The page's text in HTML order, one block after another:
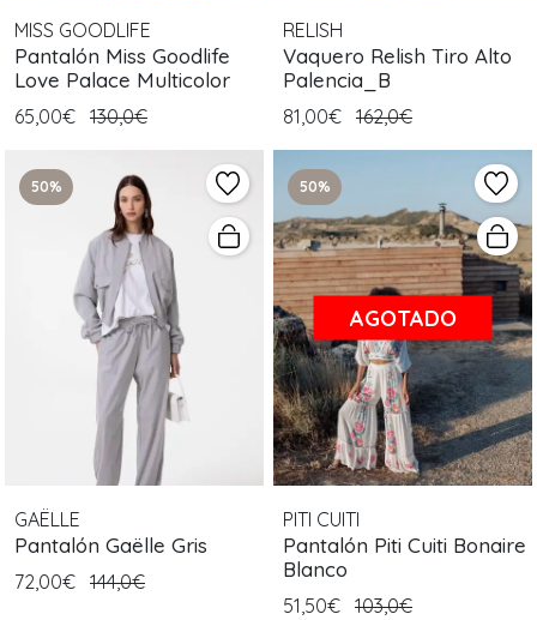
MISS GOODLIFE
Pantalón Miss Goodlife
Love Palace Multicolor
65,00€ 130,0€
RELISH
Vaquero Relish Tiro Alto
Palencia_B
81,00€ 162,0€
50%
GAËLLE
Pantalón Gaëlle Gris
72,00€ 144,0€
50%
AGOTADO
PITI CUITI
Pantalón Piti Cuiti Bonaire
Blanco
51,50€ 103,0€